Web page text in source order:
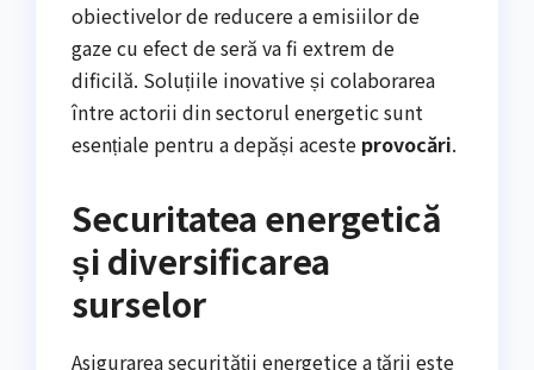
obiectivelor de reducere a emisiilor de
gaze cu efect de seră va fi extrem de
dificilă. Soluțiile inovative și colaborarea
între actorii din sectorul energetic sunt
esențiale pentru a depăși aceste provocări.
Securitatea energetică
și diversificarea
surselor
Asigurarea securității energetice a țării este